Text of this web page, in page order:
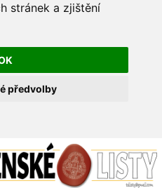
stránek a zjištění
předvolby